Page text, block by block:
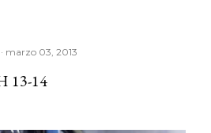
marzo 03, 2013
13-14